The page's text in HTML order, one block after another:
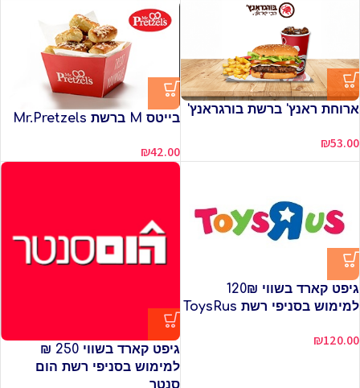
ארוחת ראנץ' ברשת בורגראנץ'
₪53.00
בייטס M ברשת Mr.Pretzels
₪42.00
גיפט קארד בשווי 120₪
למימוש בסניפי רשת ToysRus
₪120.00
גיפט קארד בשווי 250 ₪
למימוש בסניפי רשת הום
סנטר